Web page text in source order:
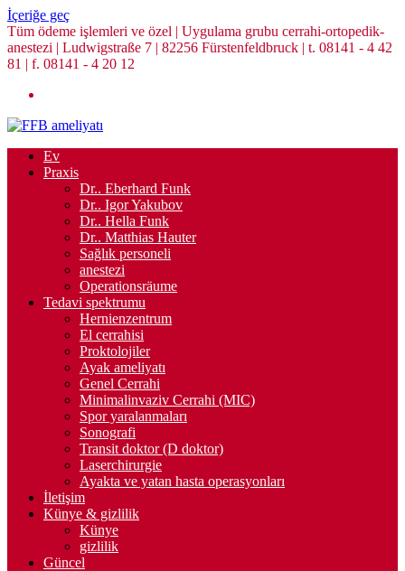
İçeriğe geç
Tüm ödeme işlemleri ve özel | Uygulama grubu cerrahi-ortopedik-
anestezi | Ludwigstraße 7 | 82256 Fürstenfeldbruck | t. 08141 - 4 42
81 | f. 08141 - 4 20 12
Ev
Praxis
Dr.. Eberhard Funk
Dr.. Igor Yakubov
Dr.. Hella Funk
Dr.. Matthias Hauter
Sağlık personeli
anestezi
Operationsräume
Tedavi spektrumu
Hernienzentrum
El cerrahisi
Proktolojiler
Ayak ameliyatı
Genel Cerrahi
Minimalinvaziv Cerrahi (MIC)
Spor yaralanmaları
Sonografi
Transit doktor (D doktor)
Laserchirurgie
Ayakta ve yatan hasta operasyonları
İletişim
Künye & gizlilik
Künye
gizlilik
Güncel